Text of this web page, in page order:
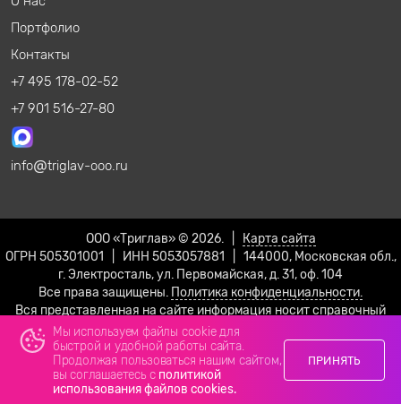
Портфолио
Контакты
+7 495 178-02-52
+7 901 516-27-80
info triglav-ooo.ru
ООО «Триглав» © 2026. |
Карта сайта
ОГРН 505301001 | ИНН 5053057881 | 144000, Московская обл.,
г. Электросталь, ул. Первомайская, д. 31, оф. 104
Все права защищены. Политика конфиденциальности.
Вся представленная на сайте информация носит справочный
характер и не является публичной офертой!
Телефон Email
Мы используем файлы cookie для
быстрой и удобной работы сайта.
Продолжая пользоваться нашим сайтом,
вы соглашаетесь с политикой
использования файлов cookies.
ПРИНЯТЬ